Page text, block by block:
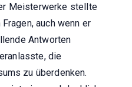
Meisterwerke stellte
auch wenn er
Antworten
die
zu überdenken.